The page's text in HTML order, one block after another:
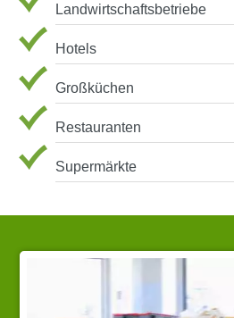
Landwirtschaftsbetriebe
Hotels
Großküchen
Restauranten
Supermärkte